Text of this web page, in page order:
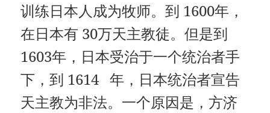
训练日本人成为牧师。到 1600年，
在日本有 30万天主教徒。但是到
1603年，日本受治于一个统治者手
下，到 1614 年，日本统治者宣告
天主教为非法。一个原因是，方济